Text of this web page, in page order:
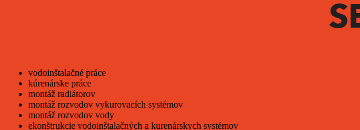
vodoinštalačné práce
kúrenárske práce
montáž radiátorov
montáž rozvodov vykurovacích systémov
montáž rozvodov vody
ekonštrukcie vodoinštalačných a kurenárskych systémov